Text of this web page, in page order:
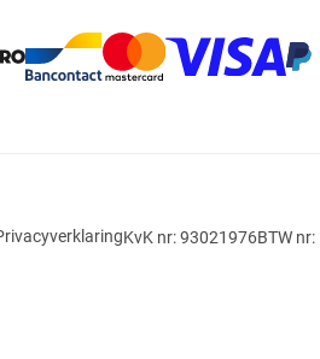
KvK nr: 93021976BTW